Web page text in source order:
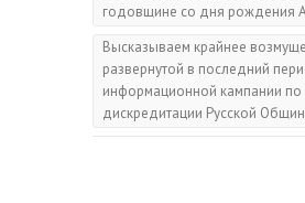
годовщине со дня рождения
Высказываем крайнее
развернутой в последний
информационной кампании по
дискредитации Русской